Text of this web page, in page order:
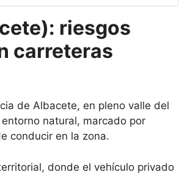
riesgos
carreteras
de Albacete, en pleno valle del
natural, marcado por
conducir en la zona.
donde el vehículo privado